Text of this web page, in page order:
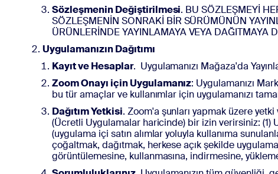
Sözleşmenin Değiştirilmesi. BU SÖZLEŞMEYİ
SÖZLEŞMENİN SONRAKİ BİR SÜRÜMÜNÜN
ÜRÜNLERİNDE YAYINLAMAYA VEYA
Uygulamanızın Dağıtımı
Kayıt ve Hesaplar. Uygulamanızı Mağaza'da
Zoom Onayı için Uygulamanız: Uygulamanızı
bu tür amaçlar ve kullanımlar için uygulamanızı
Dağıtım Yetkisi. Zoom'a şunları yapmak üzere
(Ücretli Uygulamalar haricinde) bir izin verirsiniz: (1)
(uygulama içi satın alımlar yoluyla kullanıma
çoğaltmak, dağıtmak, herkese açık şekilde
görüntülemesine, kullanmasına, indirmesine,